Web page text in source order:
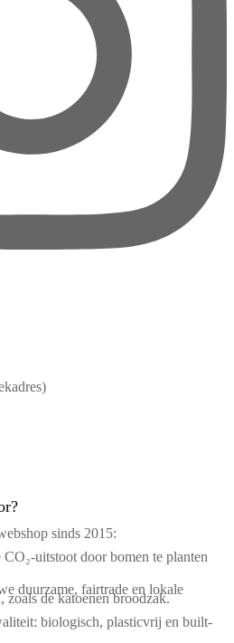
sinds 2015:
CO₂-uitstoot door bomen te planten
duurzame, fairtrade en lokale
zoals de katoenen broodzak.
biologisch, plasticvrij en built-